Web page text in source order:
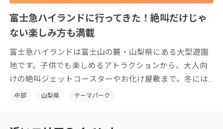
富士急ハイランドに行ってきた！絶叫だけじゃ
ない楽しみ方も満載
富士急ハイランドは富士山の麓・山梨県にある大型遊園
地です。子供でも楽しめるアトラクションから、大人向
けの絶叫ジェットコースターやお化け屋敷まで。冬には
期間限定でスケート場もオープンしています。
中部 山梨県 テーマパーク